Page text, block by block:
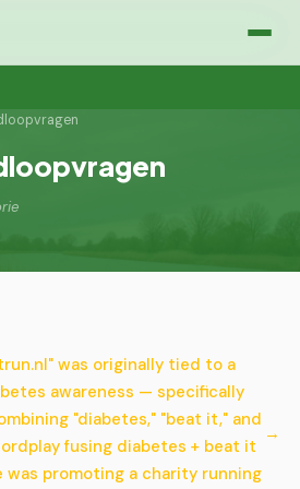
was originally tied to a
awareness — specifically
"diabetes," "beat it," and
fusing diabetes + beat it
was promoting a charity running